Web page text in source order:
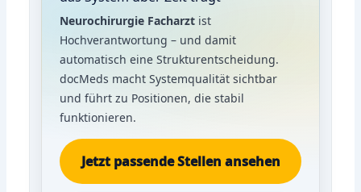
Neurochirurgie Facharzt ist
Hochverantwortung – und damit
automatisch eine Strukturentscheidung.
docMeds macht Systemqualität sichtbar
und führt zu Positionen, die stabil
funktionieren.
Jetzt passende Stellen ansehen